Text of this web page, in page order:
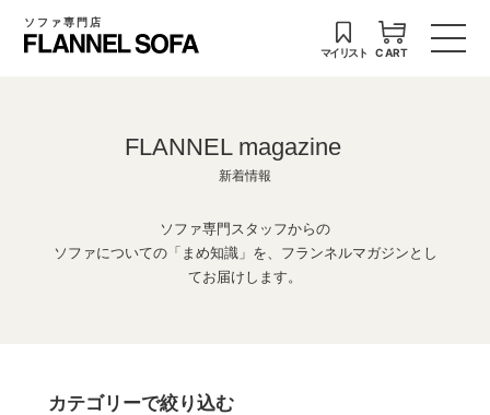
ソファ専門店
マイリスト CART
FLANNEL magazine
新着情報
ソファ専門スタッフからの
ソファについての「まめ知識」を、フランネルマガジンとし
てお届けします。
カテゴリーで絞り込む